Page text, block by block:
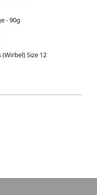
- 90g
Size 12